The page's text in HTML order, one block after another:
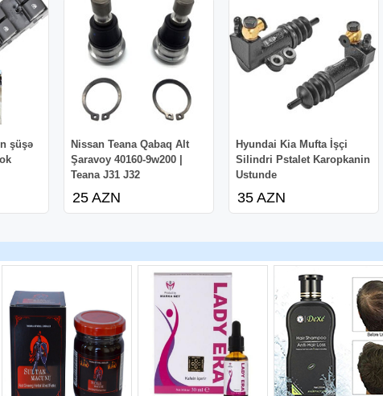
şüşə
Nissan Teana Qabaq Alt
Şaravoy 40160-9w200 |
Teana J31 J32
25 AZN
Hyundai Kia Mufta İşçi
Silindri Pstalet Karopkanin
Ustunde
35 AZN